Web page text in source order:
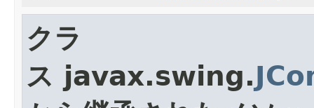
クラ
ス javax.swing.